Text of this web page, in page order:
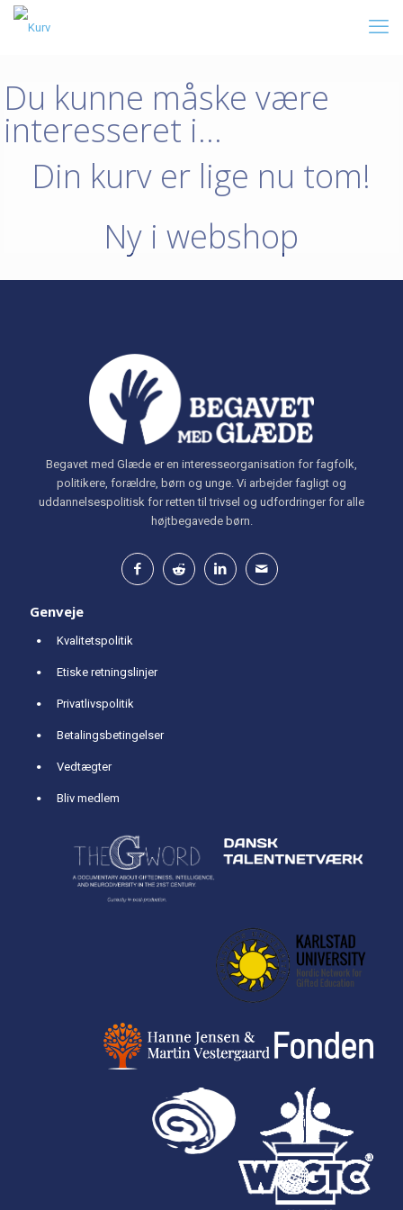
Du kunne måske være
interesseret i…
Din kurv er lige nu tom!
Ny i webshop
Begavet med Glæde er en interesseorganisation for fagfolk,
politikere, forældre, børn og unge. Vi arbejder fagligt og
uddannelsespolitisk for retten til trivsel og udfordringer for alle
højtbegavede børn.
Genveje
Kvalitetspolitik
Etiske retningslinjer
Privatlivspolitik
Betalingsbetingelser
Vedtægter
Bliv medlem